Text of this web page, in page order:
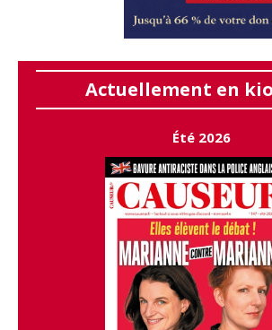
Actuellement en
Été 2026